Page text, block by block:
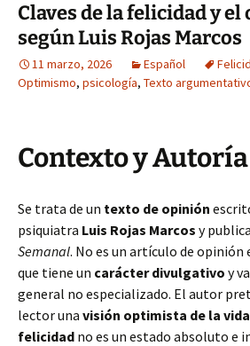
Claves de la felicidad y
según Luis Rojas Marcos
11 marzo, 2026 Español
Optimismo, psicología, Texto
Contexto y
Se trata de un texto de opinión
psiquiatra Luis Rojas Marcos y
Semanal. No es un artículo de opinión
que tiene un carácter divulgativo y
general no especializado. El autor
lector una visión optimista de la vida
felicidad no es un estado absoluto e